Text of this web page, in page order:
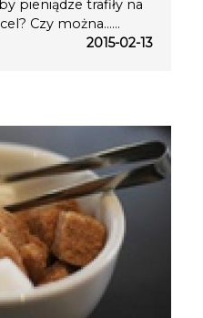
pieniądze trafiły na
Czy można…...
2015-02-13